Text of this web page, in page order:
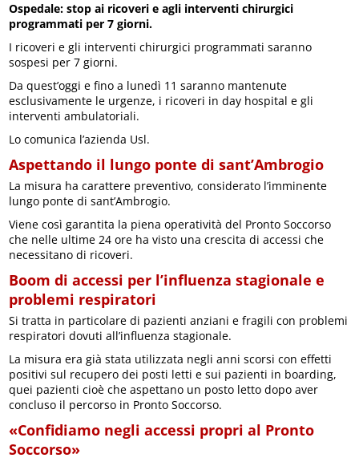
Ospedale: stop ai ricoveri e agli interventi chirurgici
programmati per 7 giorni.
I ricoveri e gli interventi chirurgici programmati saranno
sospesi per 7 giorni.
Da quest’oggi e fino a lunedì 11 saranno mantenute
esclusivamente le urgenze, i ricoveri in day hospital e gli
interventi ambulatoriali.
Lo comunica l’azienda Usl.
Aspettando il lungo ponte di sant’Ambrogio
La misura ha carattere preventivo, considerato l’imminente
lungo ponte di sant’Ambrogio.
Viene così garantita la piena operatività del Pronto Soccorso
che nelle ultime 24 ore ha visto una crescita di accessi che
necessitano di ricoveri.
Boom di accessi per l’influenza stagionale e
problemi respiratori
Si tratta in particolare di pazienti anziani e fragili con problemi
respiratori dovuti all’influenza stagionale.
La misura era già stata utilizzata negli anni scorsi con effetti
positivi sul recupero dei posti letti e sui pazienti in boarding,
quei pazienti cioè che aspettano un posto letto dopo aver
concluso il percorso in Pronto Soccorso.
«Confidiamo negli accessi propri al Pronto
Soccorso»